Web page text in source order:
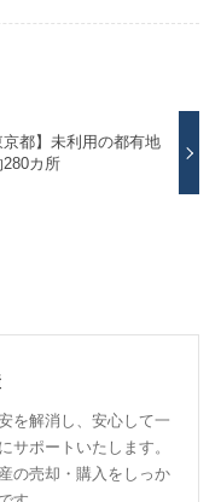
京都】未利用の都有地
カ所
を解消し、安心して一
サポートいたします。
の売却・購入をしっか